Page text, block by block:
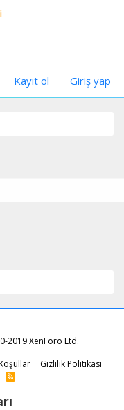
Kayıt ol Giriş yap
2019 XenForo Ltd.
Gizlilik Politikası
R
S